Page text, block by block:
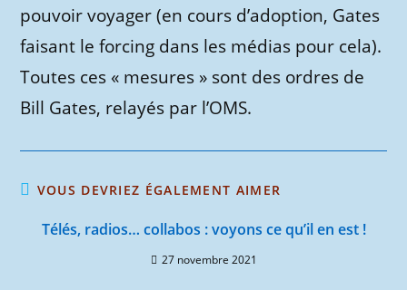
pouvoir voyager (en cours d’adoption, Gates
faisant le forcing dans les médias pour cela).
Toutes ces « mesures » sont des ordres de
Bill Gates, relayés par l’OMS.
VOUS DEVRIEZ ÉGALEMENT AIMER
Télés, radios… collabos : voyons ce qu’il en est !
27 novembre 2021